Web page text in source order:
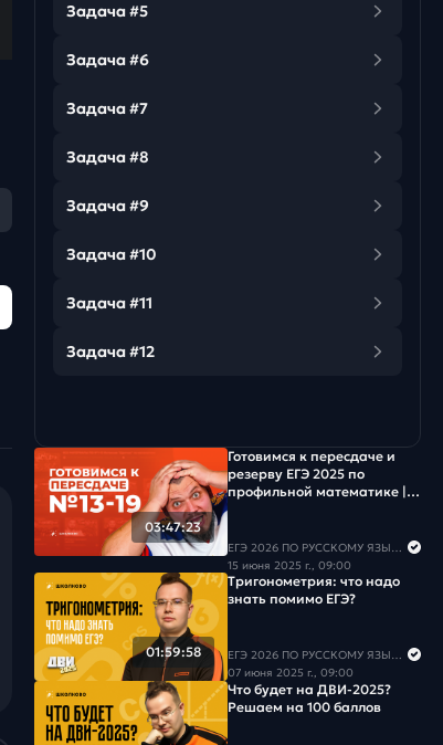
Задача #5
Задача #6
Задача #7
Задача #8
Задача #9
Задача #10
Задача #11
Задача #12
03:47:23
Готовимся к пересдаче и
резерву ЕГЭ 2025 по
профильной математике |
ЕГЭ 2026 ПО РУССКОМУ ЯЗЫКУ И МАТЕМАТИКЕ
15 июня 2025 г., 09:00
01:59:58
Тригонометрия: что надо
знать помимо ЕГЭ?
ЕГЭ 2026 ПО РУССКОМУ ЯЗЫКУ И МАТЕМАТИКЕ
07 июня 2025 г., 09:00
Что будет на ДВИ-2025?
Решаем на 100 баллов